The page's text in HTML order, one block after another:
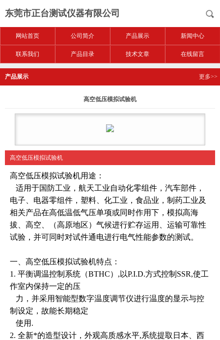
东莞市正台测试仪器有限公司
网站首页 公司简介 产品展示 新闻中心
联系我们 产品目录 技术文章 在线留言
产品展示 更多>>
高空低压模拟试验机
高空低压模拟试验机
高空低压模拟试验机用途：
适用于国防工业，航天工业自动化零组件，汽车部件，
电子、电器零组件，塑料、化工业，食品业，制药工业及
相关产品在高低温低气压单项或同时作用下，模拟高海
拔、高空、（高原地区） 气候进行贮存运用、运输可靠性
试验，并可同时对试件通电进行电气性能参数的测试。
一、 高空低压模拟试验机特点：
1. 平衡调温控制系统（BTHC）,以P.I.D.方式控制SSR,使工
作室内保持一定的压
力，并采用智能型数字温度调节仪进行温度的显示与控
制设定，故能长期稳定
使用.
2. 全新*的造型设计，外观高质感水平,系统提取日本、西